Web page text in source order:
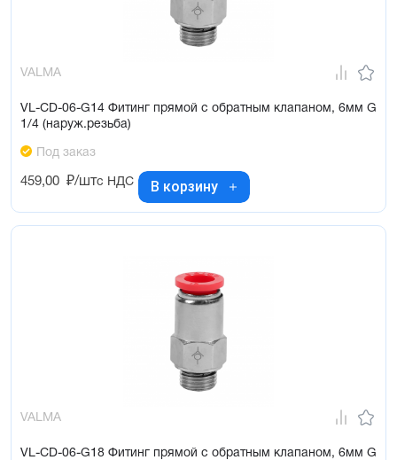
VALMA
VL-CD-06-G14 Фитинг прямой с обратным клапаном, 6мм G
1/4 (наруж.резьба)
Под заказ
459,00 ₽/штс НДС В корзину
VALMA
VL-CD-06-G18 Фитинг прямой с обратным клапаном, 6мм G